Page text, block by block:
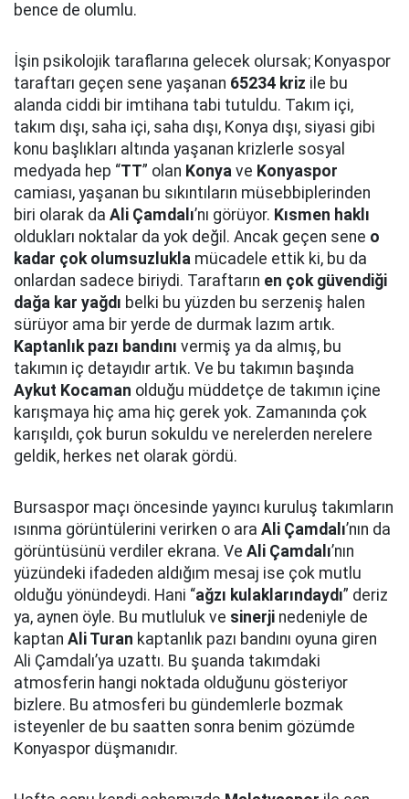
bence de olumlu.
İşin psikolojik taraflarına gelecek olursak; Konyaspor
taraftarı geçen sene yaşanan 65234 kriz ile bu
alanda ciddi bir imtihana tabi tutuldu. Takım içi,
takım dışı, saha içi, saha dışı, Konya dışı, siyasi gibi
konu başlıkları altında yaşanan krizlerle sosyal
medyada hep “TT” olan Konya ve Konyaspor
camiası, yaşanan bu sıkıntıların müsebbiplerinden
biri olarak da Ali Çamdalı’nı görüyor. Kısmen haklı
oldukları noktalar da yok değil. Ancak geçen sene o
kadar çok olumsuzlukla mücadele ettik ki, bu da
onlardan sadece biriydi. Taraftarın en çok güvendiği
dağa kar yağdı belki bu yüzden bu serzeniş halen
sürüyor ama bir yerde de durmak lazım artık.
Kaptanlık pazı bandını vermiş ya da almış, bu
takımın iç detayıdır artık. Ve bu takımın başında
Aykut Kocaman olduğu müddetçe de takımın içine
karışmaya hiç ama hiç gerek yok. Zamanında çok
karışıldı, çok burun sokuldu ve nerelerden nerelere
geldik, herkes net olarak gördü.
Bursaspor maçı öncesinde yayıncı kuruluş takımların
ısınma görüntülerini verirken o ara Ali Çamdalı’nın da
görüntüsünü verdiler ekrana. Ve Ali Çamdalı’nın
yüzündeki ifadeden aldığım mesaj ise çok mutlu
olduğu yönündeydi. Hani “ağzı kulaklarındaydı” deriz
ya, aynen öyle. Bu mutluluk ve sinerji nedeniyle de
kaptan Ali Turan kaptanlık pazı bandını oyuna giren
Ali Çamdalı’ya uzattı. Bu şuanda takımdaki
atmosferin hangi noktada olduğunu gösteriyor
bizlere. Bu atmosferi bu gündemlerle bozmak
isteyenler de bu saatten sonra benim gözümde
Konyaspor düşmanıdır.